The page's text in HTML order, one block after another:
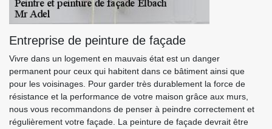
Entreprise de peinture de façade
Vivre dans un logement en mauvais état est un danger
permanent pour ceux qui habitent dans ce bâtiment ainsi que
pour les voisinages. Pour garder très durablement la force de
résistance et la performance de votre maison grâce aux murs,
nous vous recommandons de penser à peindre correctement et
régulièrement votre façade. La peinture de façade devrait être